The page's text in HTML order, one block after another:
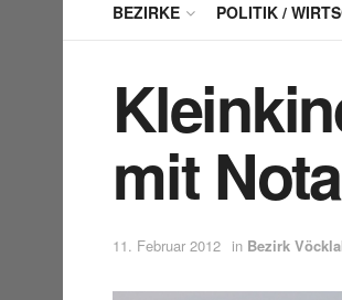
BEZIRKE POLITIK /
mit
11. Februar 2012 in Bezirk